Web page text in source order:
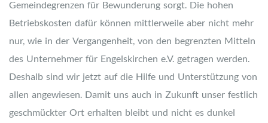
Gemeindegrenzen für Bewunderung sorgt. Die hohen
Betriebskosten dafür können mittlerweile aber nicht mehr
nur, wie in der Vergangenheit, von den begrenzten Mitteln
des Unternehmer für Engelskirchen e.V. getragen werden.
Deshalb sind wir jetzt auf die Hilfe und Unterstützung von
allen angewiesen. Damit uns auch in Zukunft unser festlich
geschmückter Ort erhalten bleibt und nicht es dunkel